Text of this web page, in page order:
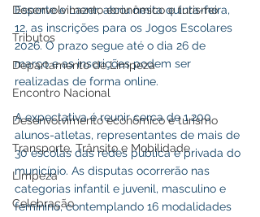
Desenvolvimento econômico e turismo
Tributos
Departamento de Limpeza
Encontro Nacional
Desenvolvimento econômico e turismo
Transporte, Trânsito e Mobilidade
Limpeza
Celebração
Esporte e Lazer, abriu nesta quinta-feira,
12, as inscrições para os Jogos Escolares
2026. O prazo segue até o dia 26 de
março e as inscrições podem ser
realizadas de forma online.
A expectativa é reunir cerca de 1.200
alunos-atletas, representantes de mais de
30 escolas das redes pública e privada do
município. As disputas ocorrerão nas
categorias infantil e juvenil, masculino e
feminino, contemplando 16 modalidades